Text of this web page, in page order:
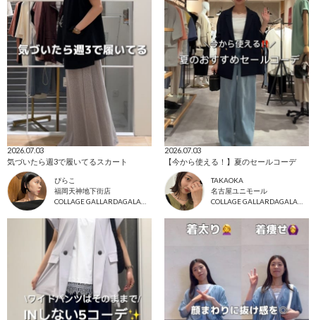
2026.07.03
気づいたら週3で履いてるスカート
ぴらこ
福岡天神地下街店
COLLAGE GALLARDAGALANTE
2026.07.03
【今から使える！】夏のセールコーデ
TAKAOKA
名古屋ユニモール